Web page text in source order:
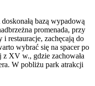
bazą wypadową
promenada, przy
restauracje, zachęcają do
wybrać się na spacer po
z XV w., gdzie zachowała
W pobliżu park atrakcji